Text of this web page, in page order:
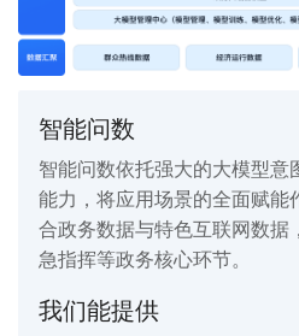
智能问数
智能问数依托强大的大模型意
能力，将应用场景的全面赋能
合政务数据与特色互联网数据
急指挥等政务核心环节。
我们能提供